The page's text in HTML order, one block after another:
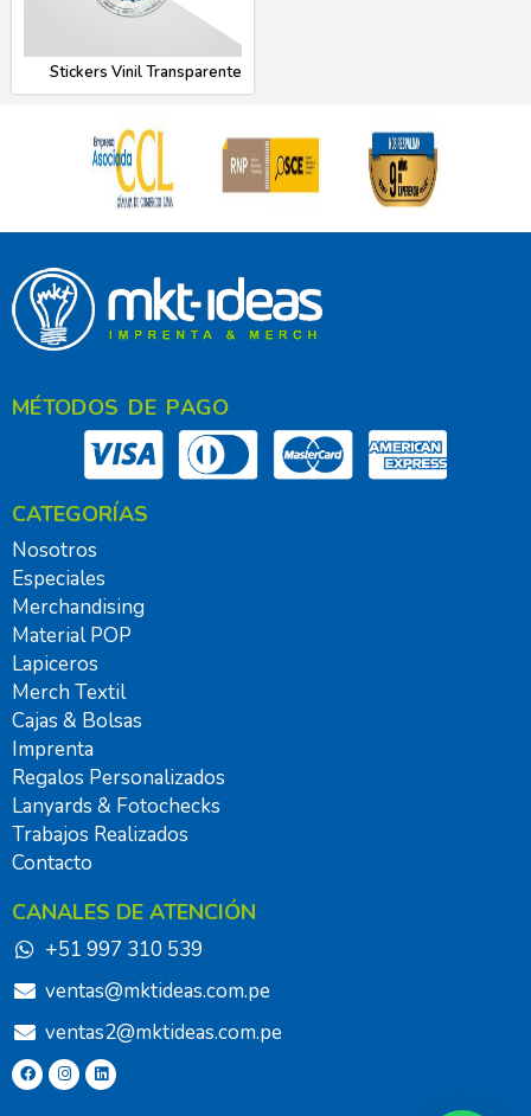
Stickers Vinil Transparente
MÉTODOS DE PAGO
CATEGORÍAS
Nosotros
Especiales
Merchandising
Material POP
Lapiceros
Merch Textil
Cajas & Bolsas
Imprenta
Regalos Personalizados
Lanyards & Fotochecks
Trabajos Realizados
Contacto
CANALES DE ATENCIÓN
+51 997 310 539
ventas@mktideas.com.pe
ventas2@mktideas.com.pe